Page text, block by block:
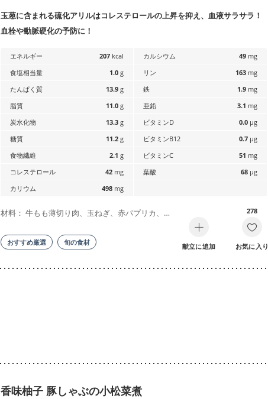
玉葱に含まれる硫化アリルはコレステロールの上昇を抑え、血液サラサラ！
血栓や動脈硬化の予防に！
エネルギー 207 kcal
食塩相当量
1.0 g
たんぱく質
13.9 g
脂質
11.0 g
炭水化物
13.3 g
糖質
11.2 g
食物繊維
2.1 g
コレステロール
42 mg
カリウム
498 mg
カルシウム 49 mg
リン
163 mg
鉄
1.9 mg
亜鉛
3.1 mg
ビタミンD
0.0 µg
ビタミンB12
0.7 µg
ビタミンC
51 mg
葉酸
68 µg
材料： 牛もも薄切り肉、玉ねぎ、赤パプリカ、…
おすすめ厳選 旬の食材 献立に追加
278
お気に入り
香味柚子 豚しゃぶの小松菜煮